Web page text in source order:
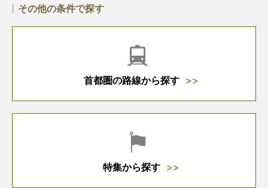
その他の条件で探す
首都圏の路線から探す
特集から探す